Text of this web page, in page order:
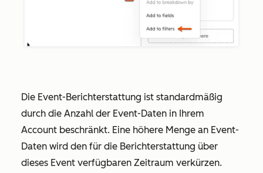
Die Event-Berichterstattung ist standardmäßig
durch die Anzahl der Event-Daten in Ihrem
Account beschränkt. Eine höhere Menge an Event-
Daten wird den für die Berichterstattung über
dieses Event verfügbaren Zeitraum verkürzen.